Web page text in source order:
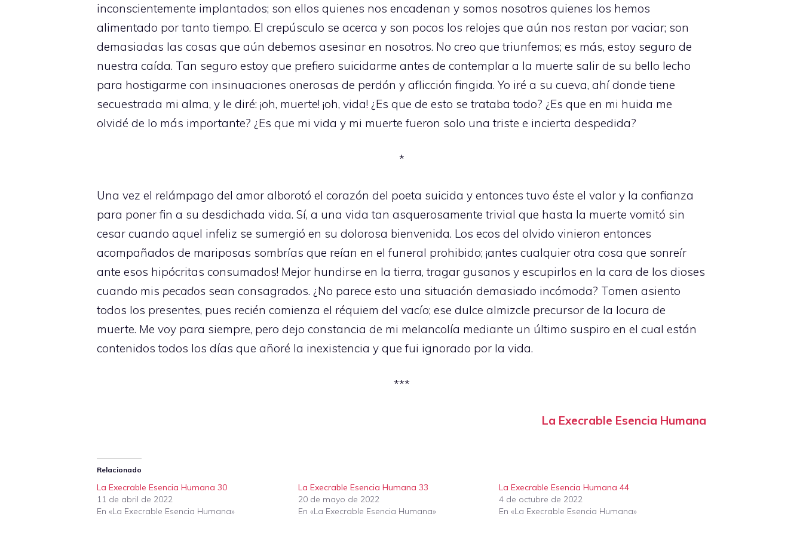
inconscientemente implantados; son ellos quienes nos encadenan y somos nosotros quienes los hemos
alimentado por tanto tiempo. El crepúsculo se acerca y son pocos los relojes que aún nos restan por vaciar; son
demasiadas las cosas que aún debemos asesinar en nosotros. No creo que triunfemos; es más, estoy seguro de
nuestra caída. Tan seguro estoy que prefiero suicidarme antes de contemplar a la muerte salir de su bello lecho
para hostigarme con insinuaciones onerosas de perdón y aflicción fingida. Yo iré a su cueva, ahí donde tiene
secuestrada mi alma, y le diré: ¡oh, muerte! ¡oh, vida! ¿Es que de esto se trataba todo? ¿Es que en mi huida me
olvidé de lo más importante? ¿Es que mi vida y mi muerte fueron solo una triste e incierta despedida?
*
Una vez el relámpago del amor alborotó el corazón del poeta suicida y entonces tuvo éste el valor y la confianza
para poner fin a su desdichada vida. Sí, a una vida tan asquerosamente trivial que hasta la muerte vomitó sin
cesar cuando aquel infeliz se sumergió en su dolorosa bienvenida. Los ecos del olvido vinieron entonces
acompañados de mariposas sombrías que reían en el funeral prohibido; ¡antes cualquier otra cosa que sonreír
ante esos hipócritas consumados! Mejor hundirse en la tierra, tragar gusanos y escupirlos en la cara de los dioses
cuando mis pecados sean consagrados. ¿No parece esto una situación demasiado incómoda? Tomen asiento
todos los presentes, pues recién comienza el réquiem del vacío; ese dulce almizcle precursor de la locura de
muerte. Me voy para siempre, pero dejo constancia de mi melancolía mediante un último suspiro en el cual están
contenidos todos los días que añoré la inexistencia y que fui ignorado por la vida.
***
La Execrable Esencia Humana
Relacionado
La Execrable Esencia Humana 30
11 de abril de 2022
En «La Execrable Esencia Humana»
La Execrable Esencia Humana 33
20 de mayo de 2022
En «La Execrable Esencia Humana»
La Execrable Esencia Humana 44
4 de octubre de 2022
En «La Execrable Esencia Humana»